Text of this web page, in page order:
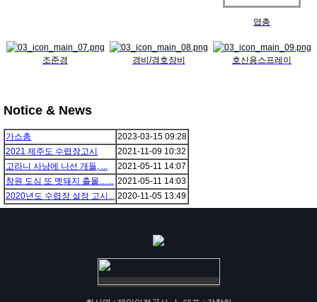
엽총
조준경 경비/경호장비 호신용스프레이
Notice & News
가스총 2023-03-15 09:28
2021 제주도 수렵장고시
2021-11-09 10:32
고라니 사냥에 나선 개들, ...
2021-05-11 14:07
창원 도심 또 멧돼지 출몰…... 2021-05-11 14:03
2020년도 수렵장 설정 고시... 2020-11-05 13:49